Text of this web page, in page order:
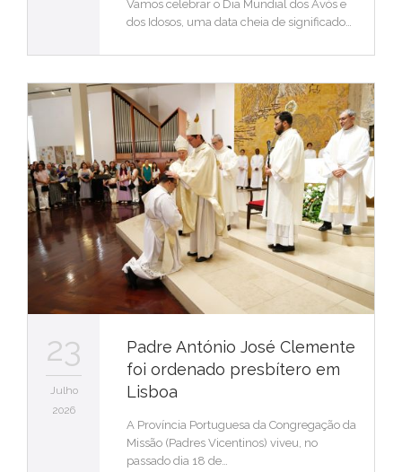
Vamos celebrar o Dia Mundial dos Avós e
dos Idosos, uma data cheia de significado…
23
Julho
2026
Padre António José Clemente
foi ordenado presbítero em
Lisboa
A Província Portuguesa da Congregação da
Missão (Padres Vicentinos) viveu, no
passado dia 18 de…